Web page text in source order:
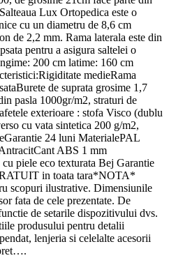
Lux Ortopedica este o
cu un diametru de 8,6 cm
de 2,2 mm. Rama laterala este din
pentru a asigura saltelei o
200 cm latime: 160 cm
medieRama
de suprata grosime 1,7
pasla 1000gr/m2, straturi de
exterioare : stofa Visco (dublu
cu vata sintetica 200 g/m2,
24 luni MaterialePAL
ABS 1 mm
piele eco texturata Bej Garantie
in toata tara*NOTA*
scopuri ilustrative. Dimensiunile
fata de cele prezentate. De
de setarile dispozitivului dvs.
produsului pentru detalii
lenjeria si celelalte acesorii